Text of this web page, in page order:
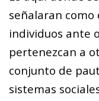
señalaran
individuos ante
pertenezcan a
conjunto de
sistemas